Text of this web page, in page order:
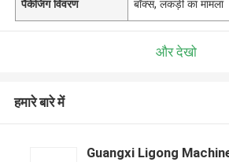
पैकेजिंग विवरण बॉक्स, लकड़ी का मामला
और देखो
हमारे बारे में
Guangxi Ligong